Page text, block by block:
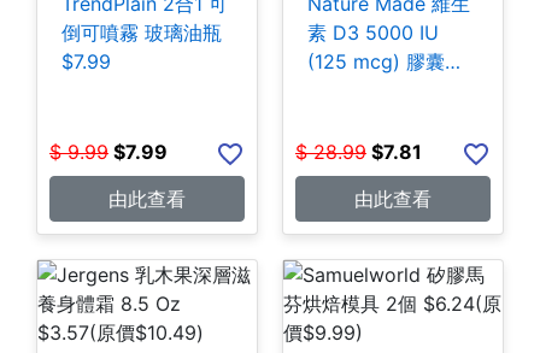
倒可噴霧 玻璃油瓶
$7.99
$ 9.99 $7.99
由此查看
素 D3 5000 IU
(125 mcg) 膠囊
$ 28.99 $7.81
由此查看